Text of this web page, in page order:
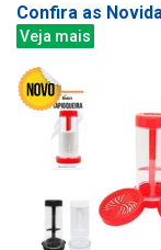
Confira as
Veja mais